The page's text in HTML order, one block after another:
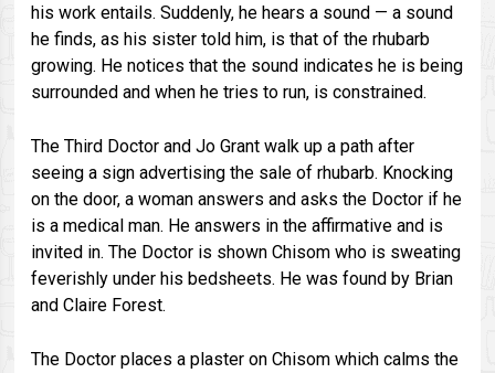
his work entails. Suddenly, he hears a sound — a sound
he finds, as his sister told him, is that of the rhubarb
growing. He notices that the sound indicates he is being
surrounded and when he tries to run, is constrained.
The Third Doctor and Jo Grant walk up a path after
seeing a sign advertising the sale of rhubarb. Knocking
on the door, a woman answers and asks the Doctor if he
is a medical man. He answers in the affirmative and is
invited in. The Doctor is shown Chisom who is sweating
feverishly under his bedsheets. He was found by Brian
and Claire Forest.
The Doctor places a plaster on Chisom which calms the